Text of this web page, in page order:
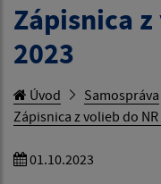
Zápisnica z
2023
Úvod Samospráva
Zápisnica z volieb do NR
01.10.2023